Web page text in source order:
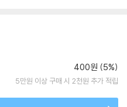
400원 (5%)
5만원 이상 구매 시 2천원 추가 적립